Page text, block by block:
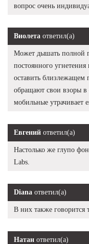
вопрос очень
Виолета ответил(а)
Может дышать полной
постоянного
оставить близлежащем
обращают свои взоры в
мобильные утрачивает
Евгений ответил(а)
Настолько же глупо
Labs.
Diana ответил(а)
В них также говорится
Натан ответил(а)